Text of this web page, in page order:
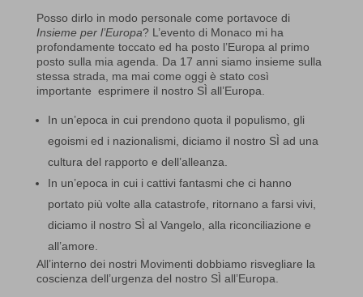
Posso dirlo in modo personale come portavoce di
Insieme per l’Europa? L’evento di Monaco mi ha
profondamente toccato ed ha posto l’Europa al primo
posto sulla mia agenda. Da 17 anni siamo insieme sulla
stessa strada, ma mai come oggi è stato così
importante esprimere il nostro SÌ all’Europa.
In un’epoca in cui prendono quota il populismo, gli
egoismi ed i nazionalismi, diciamo il nostro SÌ ad una
cultura del rapporto e dell’alleanza.
In un’epoca in cui i cattivi fantasmi che ci hanno
portato più volte alla catastrofe, ritornano a farsi vivi,
diciamo il nostro SÌ al Vangelo, alla riconciliazione e
all’amore.
All’interno dei nostri Movimenti dobbiamo risvegliare la
coscienza dell’urgenza del nostro SÌ all’Europa.